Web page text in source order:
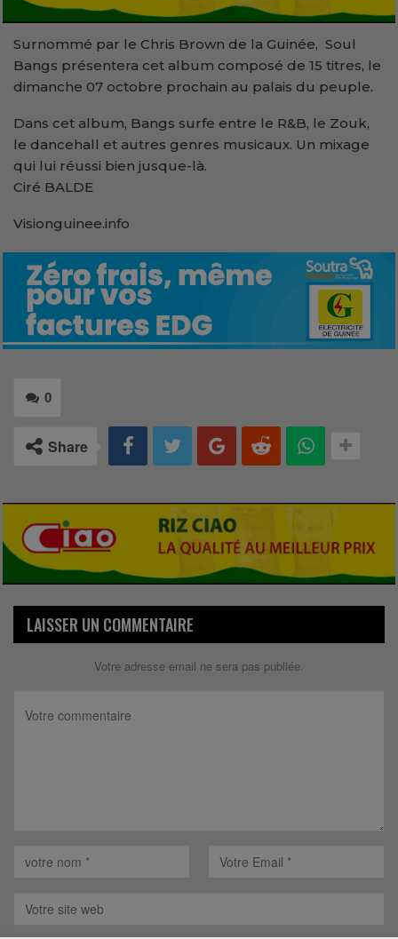
Surnommé par le Chris Brown de la Guinée, Soul
Bangs présentera cet album composé de 15 titres, le
dimanche 07 octobre prochain au palais du peuple.
Dans cet album, Bangs surfe entre le R&B, le Zouk,
le dancehall et autres genres musicaux. Un mixage
qui lui réussi bien jusque-là.
Ciré BALDE
Visionguinee.info
0
Share
LAISSER UN COMMENTAIRE
Votre adresse email ne sera pas publiée.